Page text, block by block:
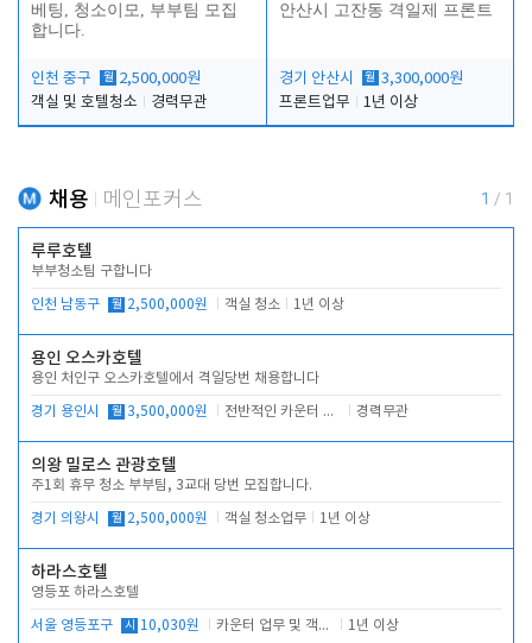
베팅, 청소이모, 부부팀 모집
합니다.
인천 중구 월 2,500,000원
객실 및 호텔청소
경력무관
안산시 고잔동 격일제 프론트
경기 안산시 월 3,300,000원
프론트업무
1년 이상
채용 메인포커스 1 / 1
루루호텔
부부청소팀 구합니다
인천 남동구 월 2,500,000원 객실 청소 1년 이상
용인 오스카호텔
용인 처인구 오스카호텔에서 격일당번 채용합니다
경기 용인시 월 3,500,000원 전반적인 카운터 업무 경력무관
의왕 밀로스 관광호텔
주1회 휴무 청소 부부팀, 3교대 당번 모집합니다.
경기 의왕시 월 2,500,000원 객실 청소업무 1년 이상
하라스호텔
영등포 하라스호텔
서울 영등포구 시 10,030원 카운터 업무 및 객실관리(청소상태 확인, 객실판매) 1년 이상